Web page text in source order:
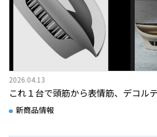
2026.04.13
これ１台で頭筋から表情筋、デコル
新商品情報